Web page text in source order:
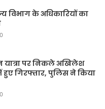
विभाग के अधिकारियों का
पर निकले अखिलेश
गिरफ्तार, पुलिस ने किया